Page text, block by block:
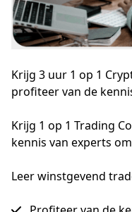
Krijg 3 uur 1 op 1
profiteer van de
Krijg 1 op 1 Trading
kennis van experts
Leer winstgevend